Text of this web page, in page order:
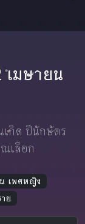
เมษายน
เกิด ปีนักษัตร
เลือก
เพศหญิง
ย